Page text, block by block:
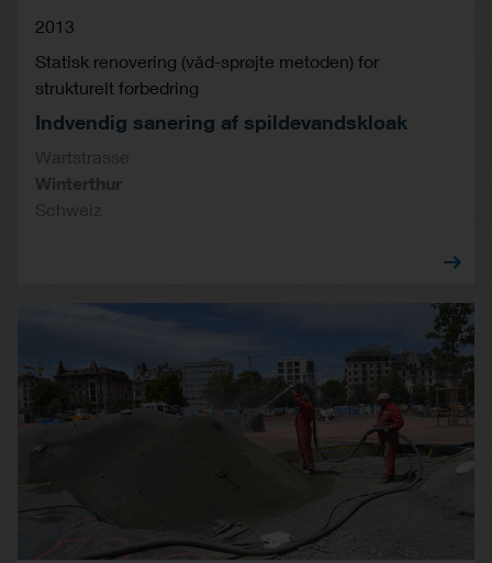
2013
Statisk renovering (våd-sprøjte metoden) for
strukturelt forbedring
Indvendig sanering af spildevandskloak
Wartstrasse
Winterthur
Schweiz